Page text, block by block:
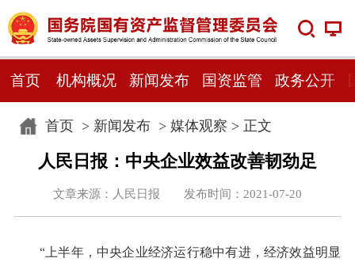
首页 机构概况 新闻发布 国资监管 政务公开
首页> 新闻发布> 媒体观察 > 正文
人民日报：中央企业效益改善韧劲足
文章来源：人民日报 发布时间：2021-07-20
“上半年，中央企业经济运行稳中有进，经济效益明显